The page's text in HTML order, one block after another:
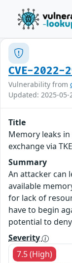
CVE-2022-
Vulnerability from
Updated: 2025-05-
Title
Memory leaks
exchange via
Summary
An attacker can
available
for lack of
have to begin
potential to
Severity
7.5 (High)